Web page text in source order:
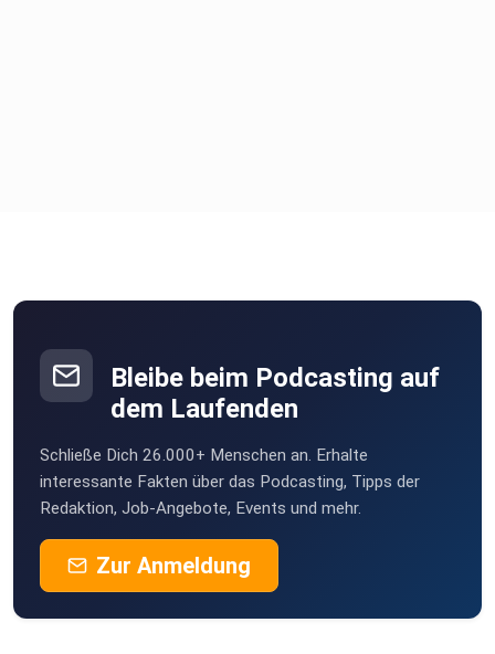
Bleibe beim Podcasting auf
dem Laufenden
Schließe Dich 26.000+ Menschen an. Erhalte
interessante Fakten über das Podcasting, Tipps der
Redaktion, Job-Angebote, Events und mehr.
Zur Anmeldung